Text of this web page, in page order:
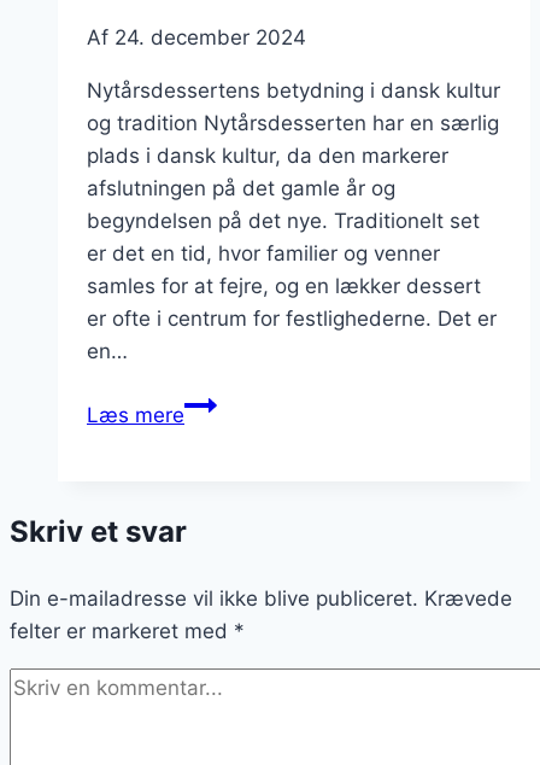
Af 24. december 2024
Nytårsdessertens betydning i dansk kultur
og tradition Nytårsdesserten har en særlig
plads i dansk kultur, da den markerer
afslutningen på det gamle år og
begyndelsen på det nye. Traditionelt set
er det en tid, hvor familier og venner
samles for at fejre, og en lækker dessert
er ofte i centrum for festlighederne. Det er
en…
Læs mereNytårsdessert
flødeskum
Skriv et svar
Din e-mailadresse vil ikke blive publiceret. Krævede
felter er markeret med *